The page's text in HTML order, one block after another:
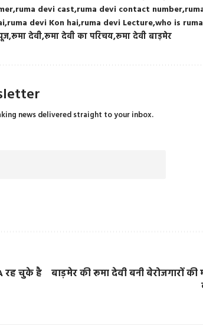
ruma devi cast ruma devi contact number
ruma devi Kon hai ruma devi Lecturewho is
रूमा देवीरूमा देवी का परिचयरूमा देवी बाड़मेर
news delivered straight to your inbox.
रह चुके है
बाड़मेर की रूमा देवी बनी बेरोजगारों की